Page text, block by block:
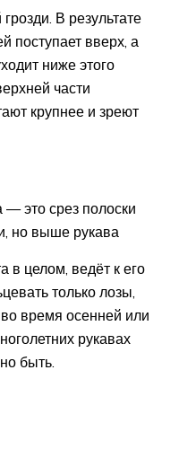
В результате
поступает вверх, а
ниже этого
части
крупнее и зреют
— это срез полоски
но выше рукава
в целом, ведёт к его
только лозы,
время осенней или
рукавах
быть.